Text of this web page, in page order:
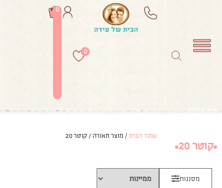
0
0
עמוד הבית / מוצר תאורה / קוטר 20
קוטר 20
מסננות